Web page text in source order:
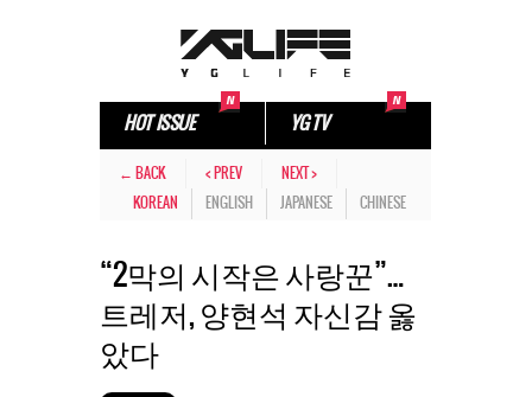
HOT ISSUE YG TV
← BACK < PREV
NEXT >
KOREAN
ENGLISH JAPANESE CHINESE
“2막의 시작은 사랑꾼”…
트레저, 양현석 자신감 옳
았다